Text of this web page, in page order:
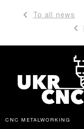
To all news
CNC METALWORKING